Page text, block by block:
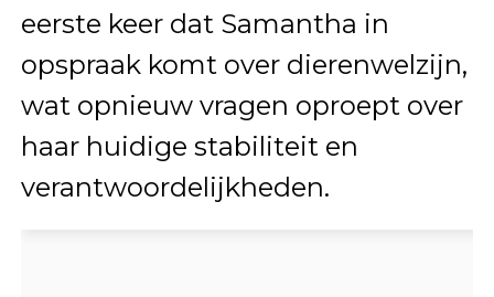
eerste keer dat Samantha in
opspraak komt over dierenwelzijn,
wat opnieuw vragen oproept over
haar huidige stabiliteit en
verantwoordelijkheden.